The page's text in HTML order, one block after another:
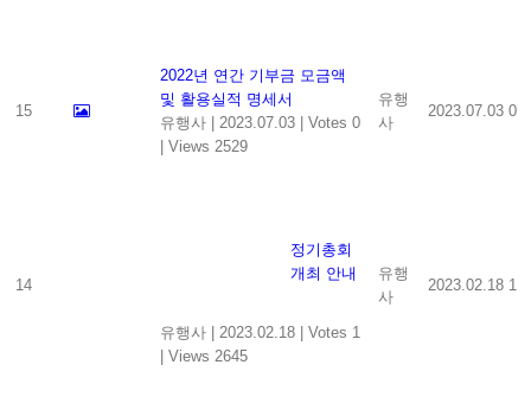
15
2022년 연간 기부금 모금액
및 활용실적 명세서
유행사
2023.07.03
Votes 0
Views 2529
유행
사
2023.07.03 0
14
정기총회
개최 안내
유행사 2023.02.18
Votes 1
Views 2645
유행
사
2023.02.18 1